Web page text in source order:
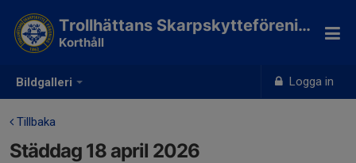
Bildgalleri Logga in
Trollhättans Skarpskytteförening
Korthåll
Tillbaka
Städdag 18 april 2026